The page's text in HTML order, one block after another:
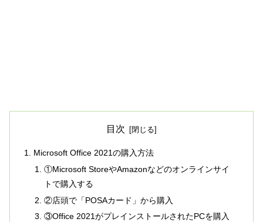
目次
Microsoft Office 2021の購入方法
①Microsoft StoreやAmazonなどのオンラインサイ
トで購入する
②店頭で「POSAカード」から購入
③Office 2021がプレインストールされたPCを購入